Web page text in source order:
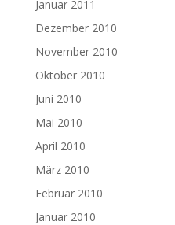
Januar 2011
Dezember 2010
November 2010
Oktober 2010
Juni 2010
Mai 2010
April 2010
März 2010
Februar 2010
Januar 2010